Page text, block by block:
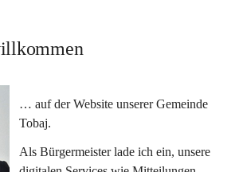
… auf der Website unserer Gemeinde
Tobaj.
Als Bürgermeister lade ich ein, unsere